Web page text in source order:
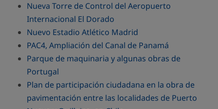
Nueva Torre de Control del Aeropuerto
Internacional El Dorado
Nuevo Estadio Atlético Madrid
PAC4, Ampliación del Canal de Panamá
Parque de maquinaria y algunas obras de
Portugal
Plan de participación ciudadana en la obra de
pavimentación entre las localidades de Puerto